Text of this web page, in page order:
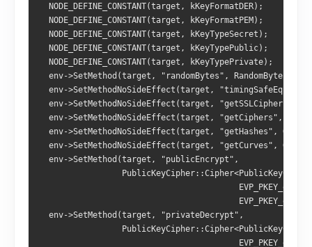
  NODE_DEFINE_CONSTANT(target, kKeyFormatDER);
  NODE_DEFINE_CONSTANT(target, kKeyFormatPEM);
  NODE_DEFINE_CONSTANT(target, kKeyTypeSecret);
  NODE_DEFINE_CONSTANT(target, kKeyTypePublic);
  NODE_DEFINE_CONSTANT(target, kKeyTypePrivate);
  env->SetMethod(target, "randomBytes", RandomBytes);
env->SetMethodNoSideEffect(target, "timingSafeEqual",
env->SetMethodNoSideEffect(target, "getSSLCiphers",
env->SetMethodNoSideEffect(target, "getCiphers",
env->SetMethodNoSideEffect(target, "getHashes",
env->SetMethodNoSideEffect(target, "getCurves",
  env->SetMethod(target, "publicEncrypt",
  env->SetMethod(target, "privateDecrypt",